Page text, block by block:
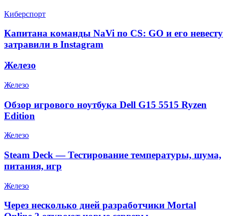
Киберспорт
Капитана команды NaVi по CS: GO и его невесту
затравили в Instagram
Железо
Железо
Обзор игрового ноутбука Dell G15 5515 Ryzen
Edition
Железо
Steam Deck — Тестирование температуры, шума,
питания, игр
Железо
Через несколько дней разработчики Mortal